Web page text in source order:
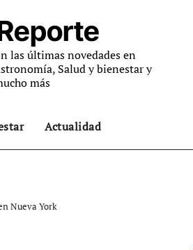
las últimas novedades en
Salud y bienestar y
más
Actualidad
Nueva York